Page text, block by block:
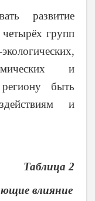
развитие
четырёх групп
и
быть
и
Таблица 2
влияние